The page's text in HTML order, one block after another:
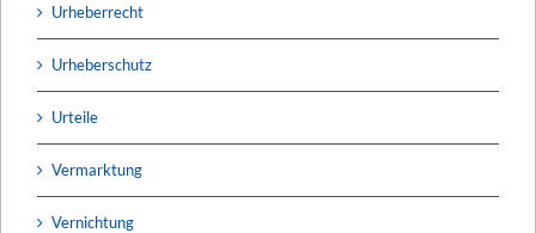
Urheberrecht
Urheberschutz
Urteile
Vermarktung
Vernichtung